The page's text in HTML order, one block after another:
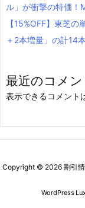
ル」が衝撃の特価！
【15%OFF】東芝
＋2本増量」の計14
最近のコメン
表示できるコメント
Copyright © 2026 割引
WordPress